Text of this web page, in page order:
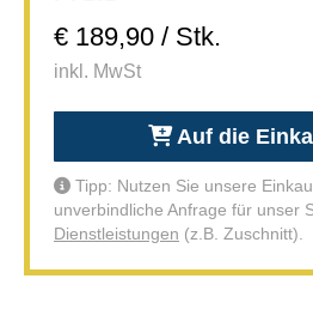
€ 189,90 / Stk.
inkl. MwSt
Auf die
Tipp: Nutzen Sie unsere
unverbindliche Anfrage für unser
Dienstleistungen (z.B. Zuschnitt).